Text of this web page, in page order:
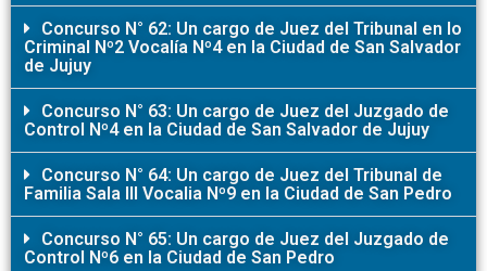
Concurso N° 62: Un cargo de Juez del Tribunal en lo
Criminal Nº2 Vocalía Nº4 en la Ciudad de San Salvador
de Jujuy
Concurso N° 63: Un cargo de Juez del Juzgado de
Control Nº4 en la Ciudad de San Salvador de Jujuy
Concurso N° 64: Un cargo de Juez del Tribunal de
Familia Sala III Vocalia Nº9 en la Ciudad de San Pedro
Concurso N° 65: Un cargo de Juez del Juzgado de
Control Nº6 en la Ciudad de San Pedro